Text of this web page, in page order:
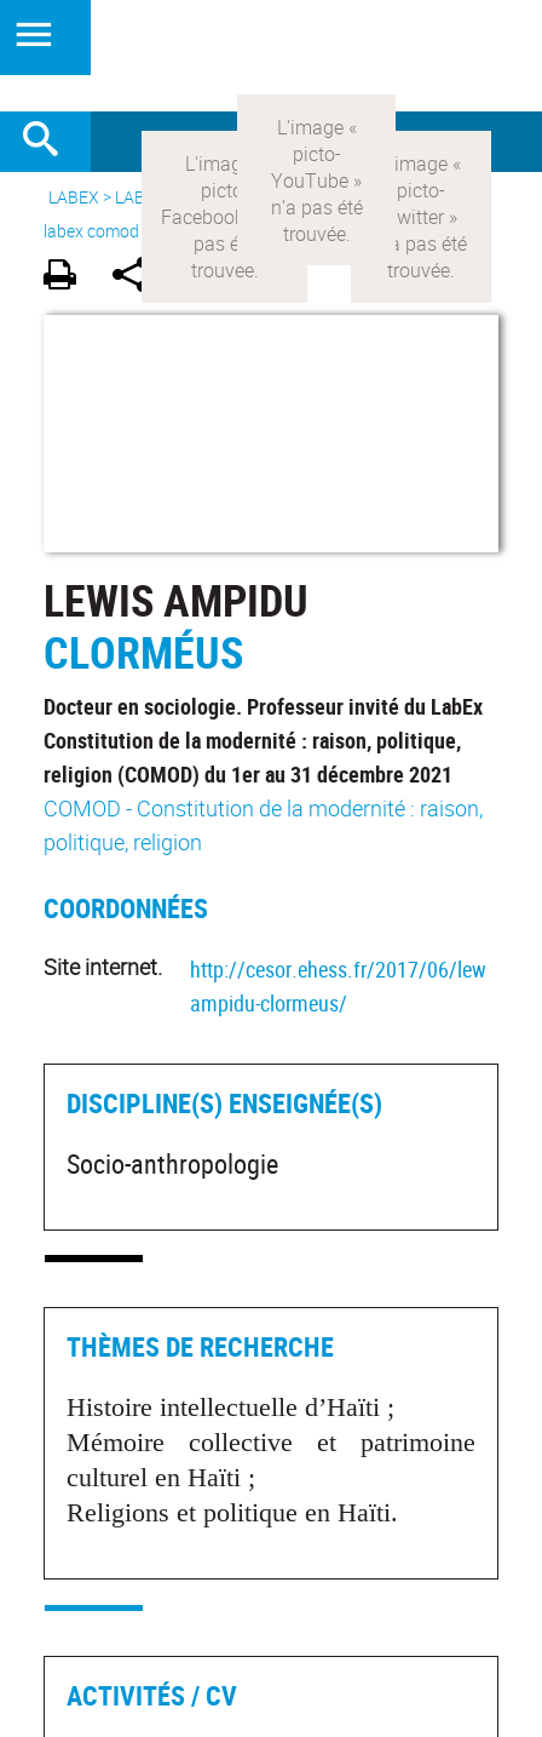
LABEX > LABEX COMOD> Version française
> Le projet du
labex comod >
Acteurs du LabEx>Professeurs invités
LEWIS AMPIDU
CLORMÉUS
Docteur en sociologie. Professeur invité du LabEx
Constitution de la modernité : raison, politique,
religion (COMOD) du 1er au 31 décembre 2021
COMOD - Constitution de la modernité : raison,
politique, religion
COORDONNÉES
Site internet.
http://cesor.ehess.fr/2017/06/lewis-
ampidu-clormeus/
DISCIPLINE(S) ENSEIGNÉE(S)
Socio-anthropologie
THÈMES DE RECHERCHE
Histoire intellectuelle d’Haïti ;
Mémoire collective et patrimoine
culturel en Haïti ;
Religions et politique en Haïti.
ACTIVITÉS / CV